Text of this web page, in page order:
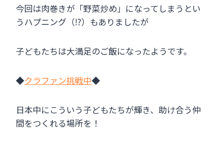
今回は肉巻きが「野菜炒め」になってしまうとい
うハプニング（⁉）もありましたが
子どもたちは大満足のご飯になったようです。
◆クラファン挑戦中◆
日本中にこういう子どもたちが輝き、助け合う仲
間をつくれる場所を！